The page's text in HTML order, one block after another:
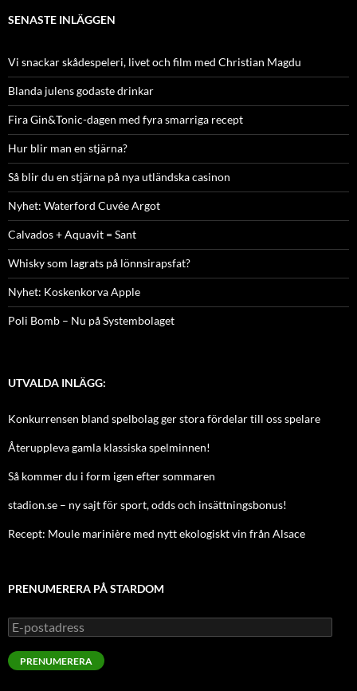
SENASTE INLÄGGEN
Vi snackar skådespeleri, livet och film med Christian Magdu
Blanda julens godaste drinkar
Fira Gin&Tonic-dagen med fyra smarriga recept
Hur blir man en stjärna?
Så blir du en stjärna på nya utländska casinon
Nyhet: Waterford Cuvée Argot
Calvados + Aquavit = Sant
Whisky som lagrats på lönnsirapsfat?
Nyhet: Koskenkorva Apple
Poli Bomb – Nu på Systembolaget
UTVALDA INLÄGG:
Konkurrensen bland spelbolag ger stora fördelar till oss spelare
Återuppleva gamla klassiska spelminnen!
Så kommer du i form igen efter sommaren
stadion.se – ny sajt för sport, odds och insättningsbonus!
Recept: Moule marinière med nytt ekologiskt vin från Alsace
PRENUMERERA PÅ STARDOM
E-
postadress
PRENUMERERA